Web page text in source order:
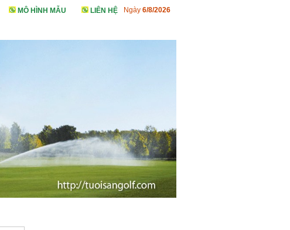
Ngày 6/8/2026
MÔ HÌNH MẪU LIÊN HỆ